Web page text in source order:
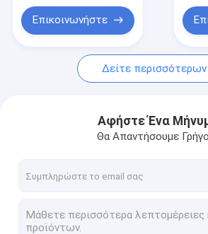
Περιπτώσεις
Ενσωματωμένος πίνακας
Ενσωματωμένος πίνακας Linux
πολλαπλών
διεπαφών οθόνης
Επικοινωνήστε
Δείτε περισσότερων
Αφήστε Ένα
Θα Απαντήσουμε